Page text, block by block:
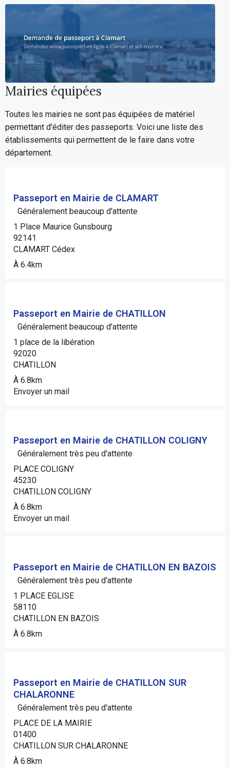
Mairies équipées
Toutes les mairies ne sont pas équipées de matériel
permettant d'éditer des passeports. Voici une liste des
établissements qui permettent de le faire dans votre
département.
Passeport en Mairie de CLAMART
Généralement beaucoup d'attente
1 Place Maurice Gunsbourg
92141
CLAMART Cédex
À 6.4km
Passeport en Mairie de CHATILLON
Généralement beaucoup d'attente
1 place de la libération
92020
CHATILLON
À 6.8km
Envoyer un mail
Passeport en Mairie de CHATILLON COLIGNY
Généralement très peu d'attente
PLACE COLIGNY
45230
CHATILLON COLIGNY
À 6.8km
Envoyer un mail
Passeport en Mairie de CHATILLON EN BAZOIS
Généralement très peu d'attente
1 PLACE EGLISE
58110
CHATILLON EN BAZOIS
À 6.8km
Passeport en Mairie de CHATILLON SUR
CHALARONNE
Généralement très peu d'attente
PLACE DE LA MAIRIE
01400
CHATILLON SUR CHALARONNE
À 6.8km